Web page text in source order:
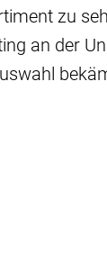
zu
an der